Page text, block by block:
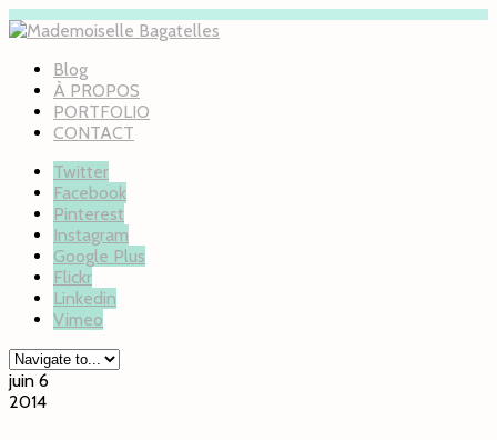
Blog
À PROPOS
PORTFOLIO
CONTACT
Twitter
Facebook
Pinterest
Instagram
Google Plus
Flickr
Linkedin
Vimeo
juin 6
2014